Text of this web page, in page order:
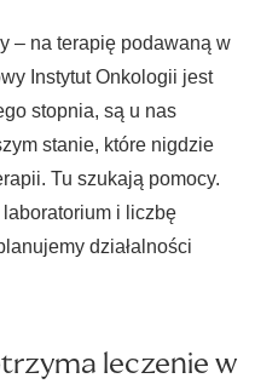
– na terapię podawaną w
Instytut Onkologii jest
stopnia, są u nas
stanie, które nigdzie
Tu szukają pomocy.
i liczbę
działalności
leczenie w